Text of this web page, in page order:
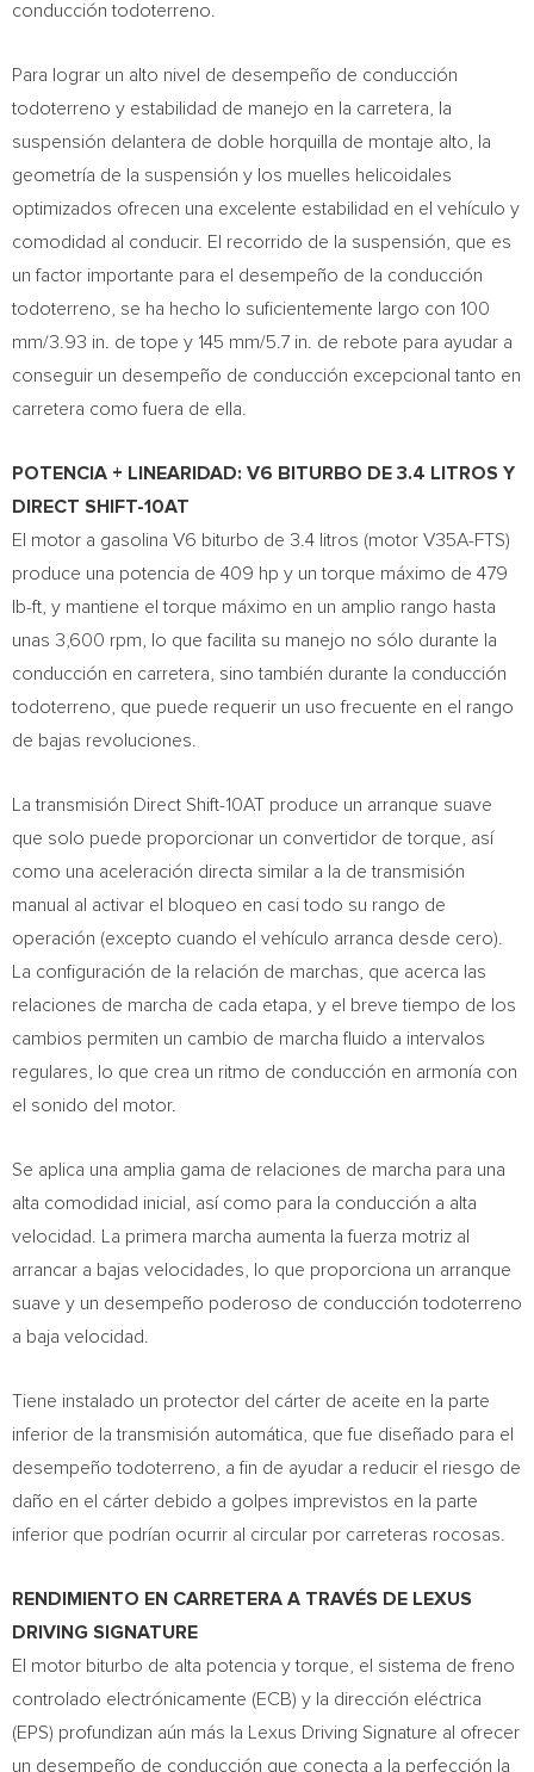
conducción todoterreno.
Para lograr un alto nivel de desempeño de conducción
todoterreno y estabilidad de manejo en la carretera, la
suspensión delantera de doble horquilla de montaje alto, la
geometría de la suspensión y los muelles helicoidales
optimizados ofrecen una excelente estabilidad en el vehículo y
comodidad al conducir. El recorrido de la suspensión, que es
un factor importante para el desempeño de la conducción
todoterreno, se ha hecho lo suficientemente largo con 100
mm/3.93 in. de tope y 145 mm/5.7 in. de rebote para ayudar a
conseguir un desempeño de conducción excepcional tanto en
carretera como fuera de ella.
POTENCIA + LINEARIDAD: V6 BITURBO DE 3.4 LITROS Y
DIRECT SHIFT-10AT
El motor a gasolina V6 biturbo de 3.4 litros (motor V35A-FTS)
produce una potencia de 409 hp y un torque máximo de 479
lb-ft, y mantiene el torque máximo en un amplio rango hasta
unas 3,600 rpm, lo que facilita su manejo no sólo durante la
conducción en carretera, sino también durante la conducción
todoterreno, que puede requerir un uso frecuente en el rango
de bajas revoluciones.
La transmisión Direct Shift-10AT produce un arranque suave
que solo puede proporcionar un convertidor de torque, así
como una aceleración directa similar a la de transmisión
manual al activar el bloqueo en casi todo su rango de
operación (excepto cuando el vehículo arranca desde cero).
La configuración de la relación de marchas, que acerca las
relaciones de marcha de cada etapa, y el breve tiempo de los
cambios permiten un cambio de marcha fluido a intervalos
regulares, lo que crea un ritmo de conducción en armonía con
el sonido del motor.
Se aplica una amplia gama de relaciones de marcha para una
alta comodidad inicial, así como para la conducción a alta
velocidad. La primera marcha aumenta la fuerza motriz al
arrancar a bajas velocidades, lo que proporciona un arranque
suave y un desempeño poderoso de conducción todoterreno
a baja velocidad.
Tiene instalado un protector del cárter de aceite en la parte
inferior de la transmisión automática, que fue diseñado para el
desempeño todoterreno, a fin de ayudar a reducir el riesgo de
daño en el cárter debido a golpes imprevistos en la parte
inferior que podrían ocurrir al circular por carreteras rocosas.
RENDIMIENTO EN CARRETERA A TRAVÉS DE LEXUS
DRIVING SIGNATURE
El motor biturbo de alta potencia y torque, el sistema de freno
controlado electrónicamente (ECB) y la dirección eléctrica
(EPS) profundizan aún más la Lexus Driving Signature al ofrecer
un desempeño de conducción que conecta a la perfección la